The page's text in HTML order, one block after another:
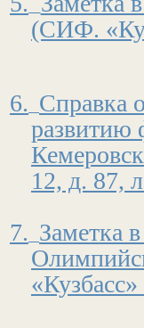
(СИФ.
6. Справка
развитию
12, д. 87,
7. Заметка